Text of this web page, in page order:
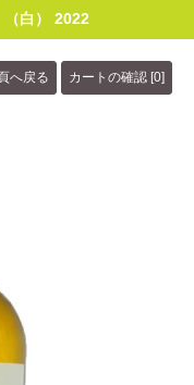
白） 2022